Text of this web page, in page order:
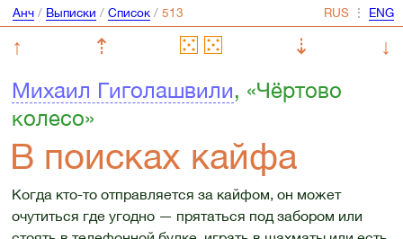
Анч/ Выписки / Список/ ⋮
↑ ⇡ ⇣
↓
Михаил Гиголашвили, «Чёртово
колесо»
В поисках кайфа
Когда кто-то отправляется за кайфом, он может
очутиться где угодно — прятаться под забором или